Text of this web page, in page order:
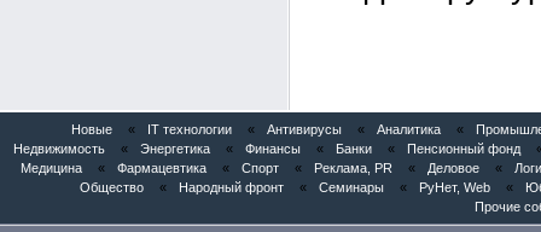
Новые « IT технологии « Антивирусы « Аналитика «
Недвижимость
« Энергетика « Финансы « Банки « Пенсионный фонд
Медицина
« Фармацевтика « Спорт « Реклама, PR « Деловое «
Общество
« Народный фронт « Семинары « РуНет, Web «
Прочие